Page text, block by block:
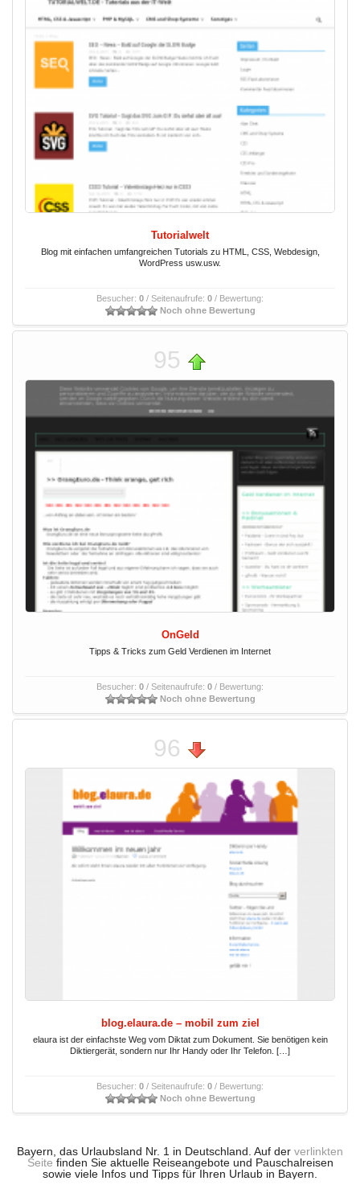
Tutorialwelt
Blog mit einfachen umfangreichen Tutorials zu HTML, CSS, Webdesign,
WordPress usw.usw.
Besucher: 0 / Seitenaufrufe: 0 / Bewertung:
Noch ohne Bewertung
95
OnGeld
Tipps & Tricks zum Geld Verdienen im Internet
Besucher: 0 / Seitenaufrufe: 0 / Bewertung:
Noch ohne Bewertung
96
blog.elaura.de – mobil zum ziel
elaura ist der einfachste Weg vom Diktat zum Dokument. Sie benötigen kein
Diktiergerät, sondern nur Ihr Handy oder Ihr Telefon. […]
Besucher: 0 / Seitenaufrufe: 0 / Bewertung:
Noch ohne Bewertung
Bayern, das Urlaubsland Nr. 1 in Deutschland. Auf der verlinkten
Seite finden Sie aktuelle Reiseangebote und Pauschalreisen
sowie viele Infos und Tipps für Ihren Urlaub in Bayern.